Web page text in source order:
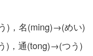
)，名(ming)→(めい)
)，通(tong)→(つう)